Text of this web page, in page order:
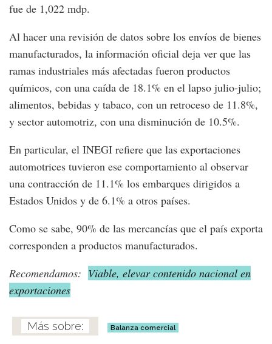
fue de 1,022 mdp.
Al hacer una revisión de datos sobre los envíos de bienes
manufacturados, la información oficial deja ver que las
ramas industriales más afectadas fueron productos
químicos, con una caída de 18.1% en el lapso julio-julio;
alimentos, bebidas y tabaco, con un retroceso de 11.8%,
y sector automotriz, con una disminución de 10.5%.
En particular, el INEGI refiere que las exportaciones
automotrices tuvieron ese comportamiento al observar
una contracción de 11.1% los embarques dirigidos a
Estados Unidos y de 6.1% a otros países.
Como se sabe, 90% de las mercancías que el país exporta
corresponden a productos manufacturados.
Recomendamos: Viable, elevar contenido nacional en
exportaciones
Balanza comercial